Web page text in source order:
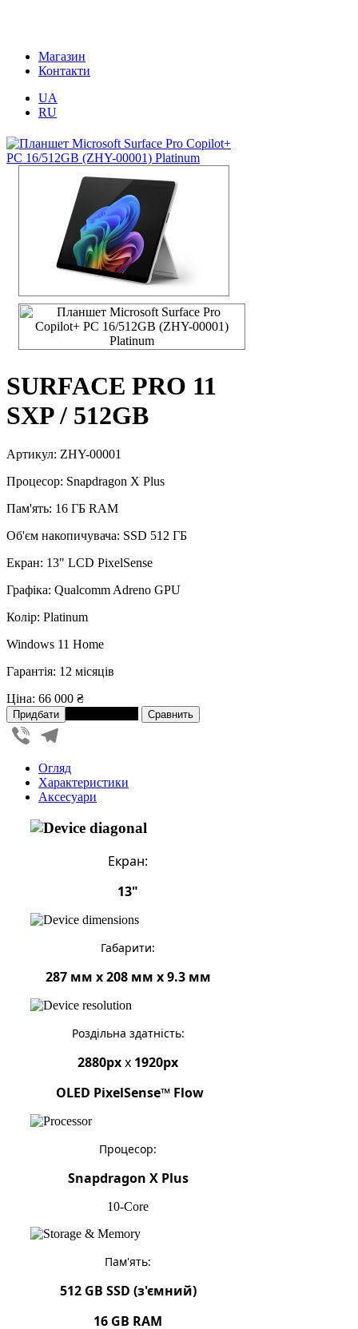
Магазин
Контакти
UA
RU
SURFACE PRO 11
SXP / 512GB
Артикул: ZHY-00001
Процесор: Snapdragon X Plus
Пам'ять: 16 ГБ RAM
Об'єм накопичувача: SSD 512 ГБ
Екран: 13" LCD PixelSense
Графіка: Qualcomm Adreno GPU
Колір: Platinum
Windows 11 Home
Гарантія: 12 місяців
Ціна: 66 000 ₴
Viber
Огляд
Характеристики
Аксесуари
Екран:
13"
Габарити:
287 мм x 208 мм x 9.3 мм
Роздільна здатність:
2880pxx 1920px
OLED PixelSense™ Flow
Процесор:
Snapdragon X Plus
10-Core
Пам'ять:
512 GB SSD (з'ємний)
16 GB RAM